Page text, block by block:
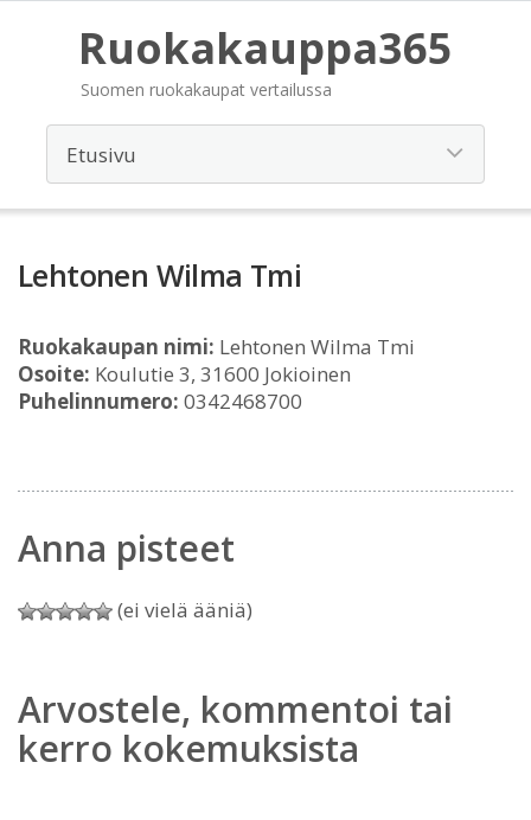
Ruokakauppa365
Suomen ruokakaupat vertailussa
Lehtonen Wilma Tmi
Ruokakaupan nimi: Lehtonen Wilma Tmi
Osoite: Koulutie 3, 31600 Jokioinen
Puhelinnumero: 0342468700
Anna pisteet
(ei vielä ääniä)
Arvostele, kommentoi tai
kerro kokemuksista